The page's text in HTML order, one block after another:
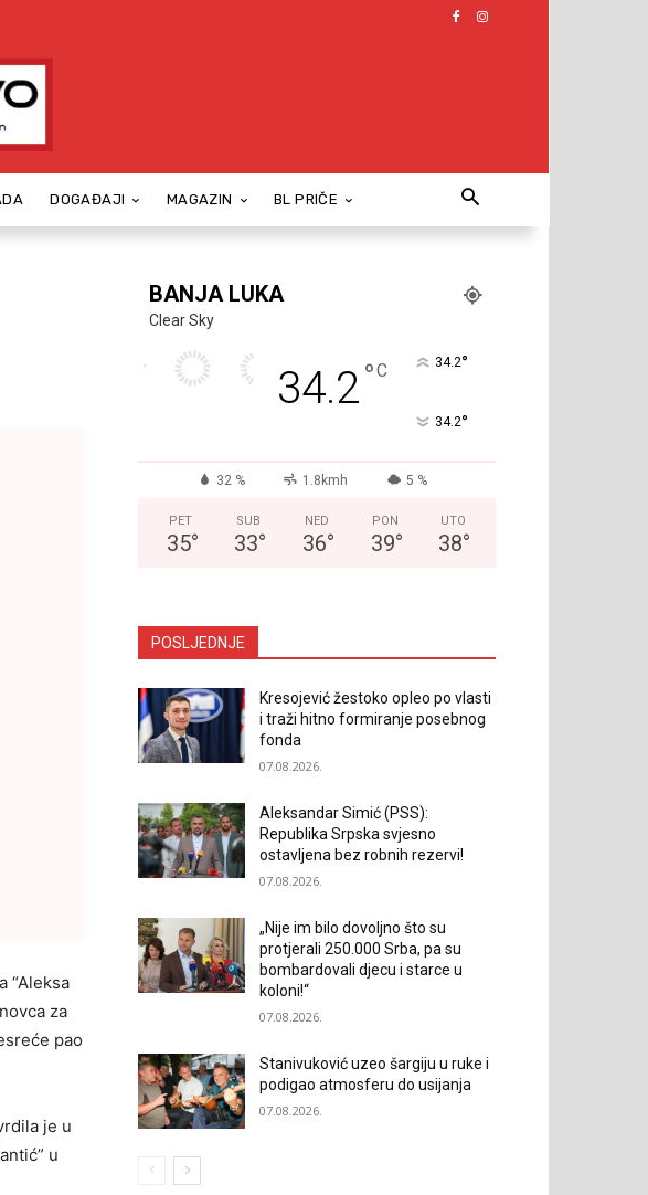
DOGAĐAJI MAGAZIN BL PRIČE
“Aleksa
za
pao
je u
u
BANJA LUKA
Clear Sky
34.2°C 34.2°
34.2°
32 % 1.8kmh 5 %
PET
35°
SUB
33°
NED
36°
PON
39°
UTO
38°
POSLJEDNJE
Kresojević žestoko opleo po vlasti
i traži hitno formiranje posebnog
fonda
07.08.2026.
Aleksandar Simić (PSS):
Republika Srpska svjesno
ostavljena bez robnih rezervi!
07.08.2026.
„Nije im bilo dovoljno što su
protjerali 250.000 Srba, pa su
bombardovali djecu i starce u
koloni!“
07.08.2026.
Stanivuković uzeo šargiju u ruke i
podigao atmosferu do usijanja
07.08.2026.